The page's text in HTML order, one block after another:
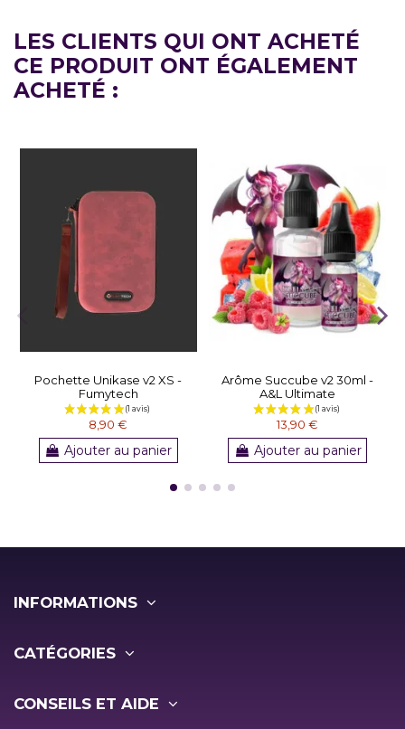
LES CLIENTS QUI ONT ACHETÉ
CE PRODUIT ONT ÉGALEMENT
ACHETÉ :
Pochette Unikase v2 XS -
Fumytech
8,90 €
Ajouter au panier
Arôme Succube v2 30ml -
A&L Ultimate
13,90 €
Ajouter au panier
INFORMATIONS
CATÉGORIES
CONSEILS ET AIDE